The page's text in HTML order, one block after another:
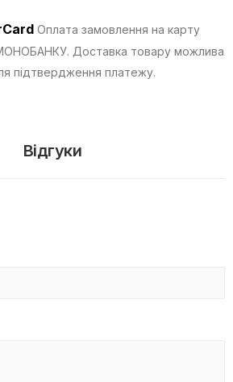
Оплата замовлення на карту
Доставка товару можлива
підтвердження платежу.
Відгуки